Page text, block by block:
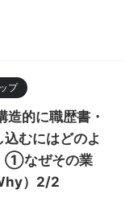
プ
造的に職歴書・
むにはどのよ
①なぜその業
）2/2